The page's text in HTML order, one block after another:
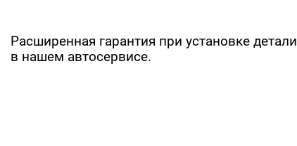
Расширенная гарантия при установке детали
в нашем автосервисе.